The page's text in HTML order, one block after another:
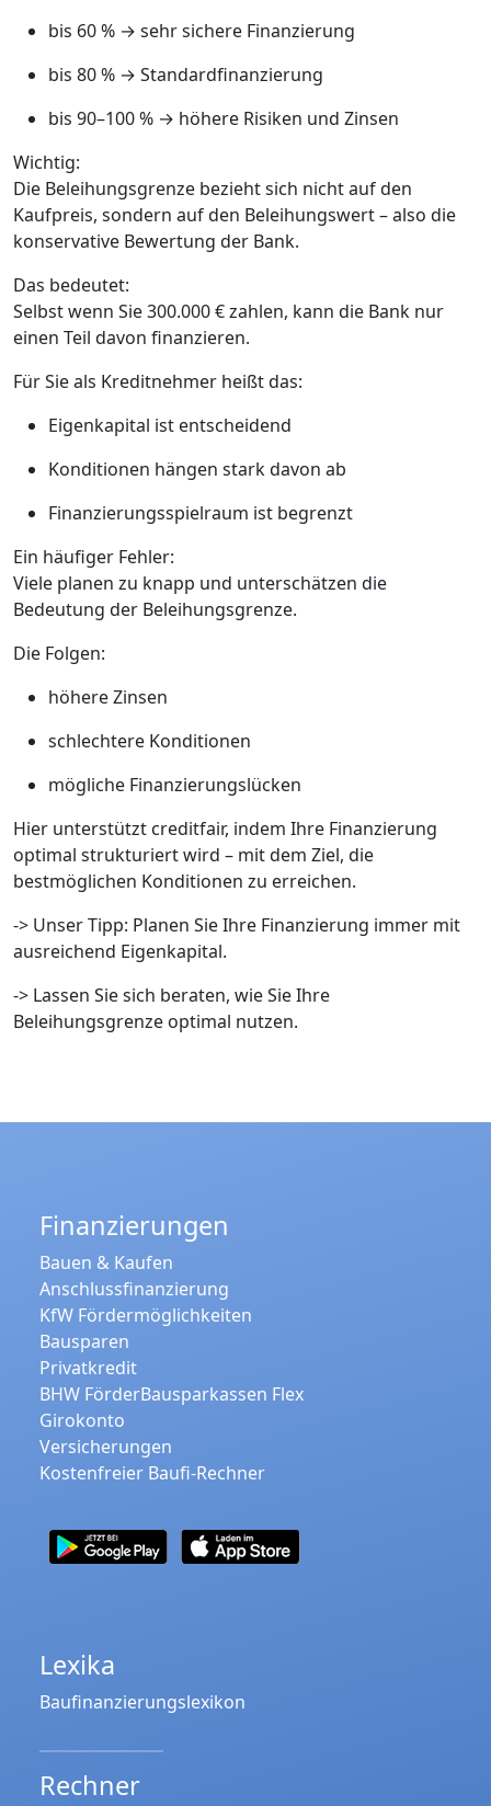
bis 60 % → sehr sichere Finanzierung
bis 80 % → Standardfinanzierung
bis 90–100 % → höhere Risiken und Zinsen
Wichtig:
Die Beleihungsgrenze bezieht sich nicht auf den
Kaufpreis, sondern auf den Beleihungswert – also die
konservative Bewertung der Bank.
Das bedeutet:
Selbst wenn Sie 300.000 € zahlen, kann die Bank nur
einen Teil davon finanzieren.
Für Sie als Kreditnehmer heißt das:
Eigenkapital ist entscheidend
Konditionen hängen stark davon ab
Finanzierungsspielraum ist begrenzt
Ein häufiger Fehler:
Viele planen zu knapp und unterschätzen die
Bedeutung der Beleihungsgrenze.
Die Folgen:
höhere Zinsen
schlechtere Konditionen
mögliche Finanzierungslücken
Hier unterstützt creditfair, indem Ihre Finanzierung
optimal strukturiert wird – mit dem Ziel, die
bestmöglichen Konditionen zu erreichen.
-> Unser Tipp: Planen Sie Ihre Finanzierung immer mit
ausreichend Eigenkapital.
-> Lassen Sie sich beraten, wie Sie Ihre
Beleihungsgrenze optimal nutzen.
Finanzierungen
Bauen & Kaufen
Anschlussfinanzierung
KfW Fördermöglichkeiten
Bausparen
Privatkredit
BHW FörderBausparkassen Flex
Girokonto
Versicherungen
Kostenfreier Baufi-Rechner
Lexika
Baufinanzierungslexikon
Rechner